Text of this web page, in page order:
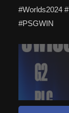
#Worlds2024
#PSGWIN